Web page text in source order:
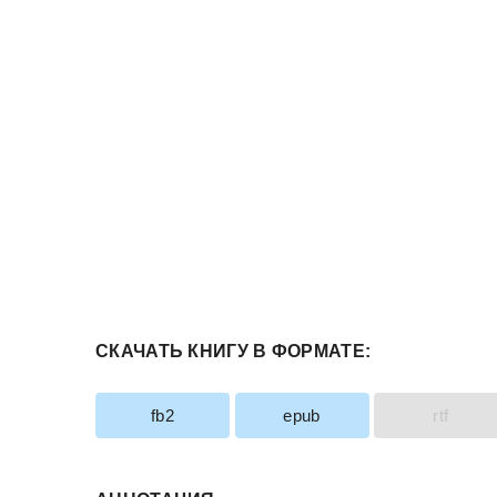
СКАЧАТЬ КНИГУ В ФОРМАТЕ:
fb2 epub rtf